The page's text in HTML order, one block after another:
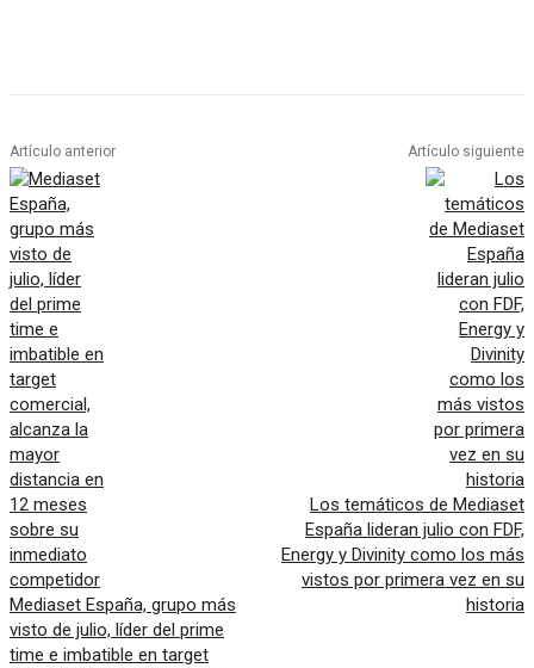
Artículo anterior
Mediaset España, grupo más
visto de julio, líder del prime
time e imbatible en target
Artículo siguiente
Los temáticos de Mediaset
España lideran julio con FDF,
Energy y Divinity como los más
vistos por primera vez en su
historia